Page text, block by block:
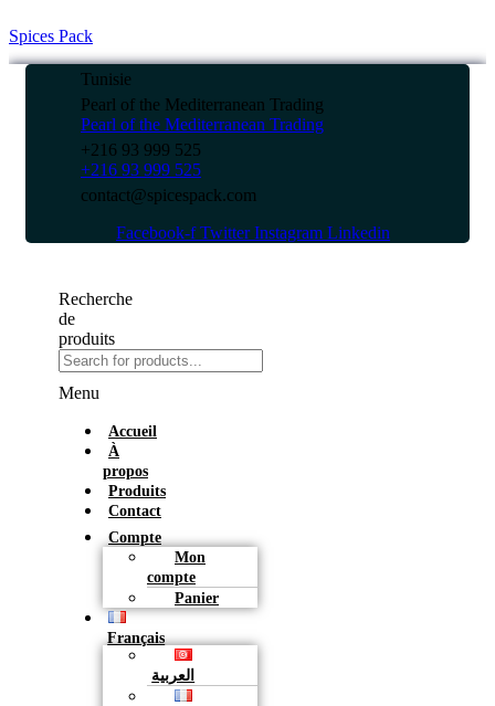
Spices Pack
Tunisie
Pearl of the Mediterranean Trading
Pearl of the Mediterranean Trading
+216 93 999 525
+216 93 999 525
contact@spicespack.com
Facebook-f Twitter Instagram Linkedin
Recherche
de
produits
Menu
Accueil
À
propos
Produits
Contact
Compte
Mon
compte
Panier
Français
العربية